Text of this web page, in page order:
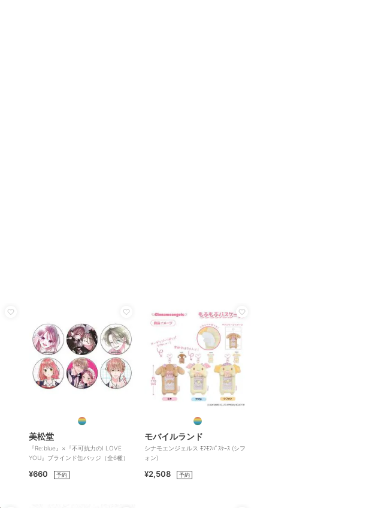
美松堂
『Re:blue』×『不可抗力のI LOVE
YOU』ブラインド缶バッジ（全6種）
¥660 予約
モバイルランド
シナモエンジェルス ﾓﾌﾓﾌﾊﾟｽｹｰｽ (シフ
ォン)
¥2,508 予約